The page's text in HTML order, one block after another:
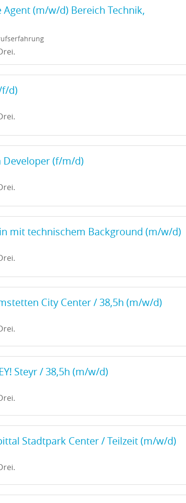
Agent (m/w/d) Bereich Technik,
f/d)
Developer (f/m/d)
mit technischem Background (m/w/d)
City Center / 38,5h (m/w/d)
Steyr / 38,5h (m/w/d)
Stadtpark Center / Teilzeit (m/w/d)